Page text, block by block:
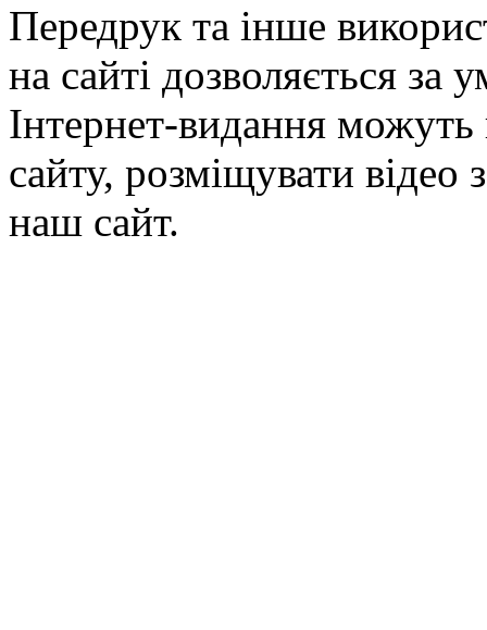
Передрук та інше
на сайті дозволяється
Інтернет-видання можуть
сайту, розміщувати відео
наш сайт.